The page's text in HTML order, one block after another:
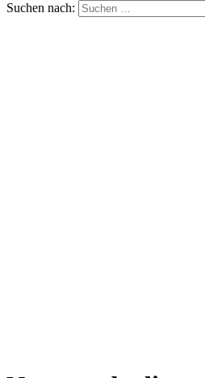
Suchen nach: